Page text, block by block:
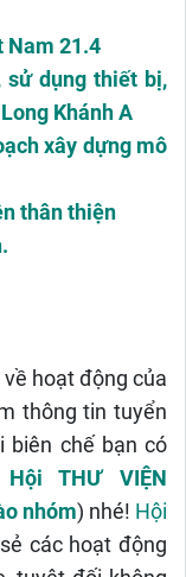
Nam 21.4
sử dụng thiết bị,
Khánh A
xây dựng mô
thân thiện
hoạt động của
thông tin tuyển
biên chế bạn có
Hội THƯ VIỆN
nhóm) nhé! Hội
các hoạt động